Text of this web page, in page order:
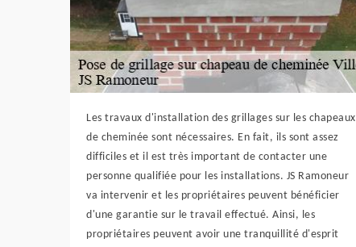
Les travaux d'installation des grillages sur les chapeaux
de cheminée sont nécessaires. En fait, ils sont assez
difficiles et il est très important de contacter une
personne qualifiée pour les installations. JS Ramoneur
va intervenir et les propriétaires peuvent bénéficier
d'une garantie sur le travail effectué. Ainsi, les
propriétaires peuvent avoir une tranquillité d'esprit